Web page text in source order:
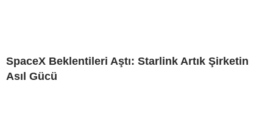
SpaceX Beklentileri Aştı: Starlink Artık Şirketin
Asıl Gücü